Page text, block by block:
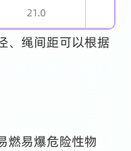
21.0
、绳间距可以根据
燃易爆危险性物